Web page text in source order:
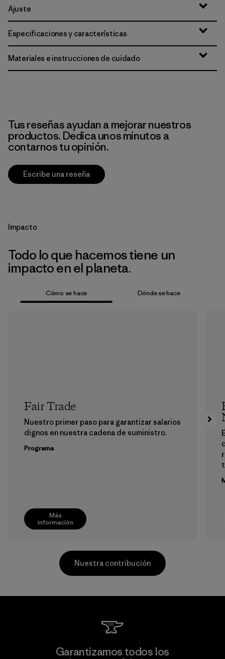
Ajuste
Especificaciones y características
Materiales e instrucciones de cuidado
Tus reseñas ayudan a mejorar nuestros
productos. Dedica unos minutos a
contarnos tu opinión.
Escribe una reseña
Impacto
Todo lo que hacemos tiene un
impacto en el planeta.
Cómo se hace Dónde se hace
Más
información
Fair Trade
Nuestro primer paso para garantizar salarios
dignos en nuestra cadena de suministro.
Programa
Formosa Taffeta Co., Ltd.
Nuestra contribución
Garantizamos todos los